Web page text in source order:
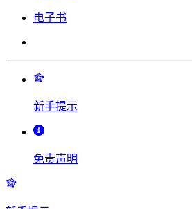
电子书
新手提示
免责声明